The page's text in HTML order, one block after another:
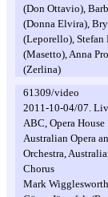
(Don Ottavio),
(Donna Elvira),
(Leporello), Stefan
(Masetto), Anna
(Zerlina)
61309/video
2011-10-04/07.
ABC, Opera House
Australian Opera
Orchestra,
Chorus
Mark